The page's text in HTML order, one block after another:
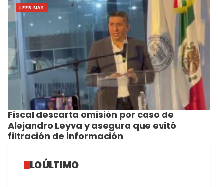
LEER MAS
Fiscal descarta omisión por caso de
Alejandro Leyva y asegura que evitó
filtración de información
LO ÚLTIMO